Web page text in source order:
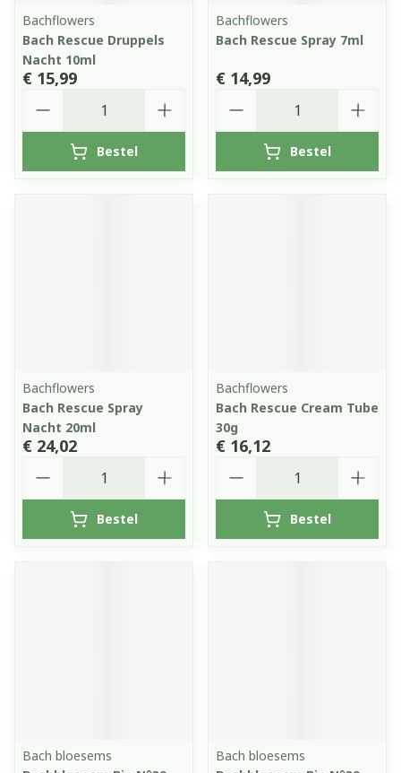
Bachflowers
Bach Rescue Druppels
Nacht 10ml
€ 15,99
Bestel
Bachflowers
Bach Rescue Spray 7ml
€ 14,99
Bestel
Bachflowers
Bach Rescue Spray
Nacht 20ml
€ 24,02
Bestel
Bachflowers
Bach Rescue Cream Tube
30g
€ 16,12
Bestel
Bach bloesems
Bach bloesems